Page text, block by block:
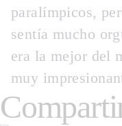
paralímpicos,
sentía mucho
era la mejor del
muy